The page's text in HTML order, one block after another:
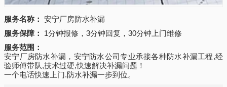
服务名称： 安宁厂房防水补漏
服务保障：
1分钟报修，3分钟回复，30分钟上门维修
服务范围：
安宁厂房防水补漏，安宁防水公司专业承接各种防水补漏工程,经
验师傅带队,技术过硬,快速解决补漏问题！
一个电话快速上门.防水补漏一步到位。